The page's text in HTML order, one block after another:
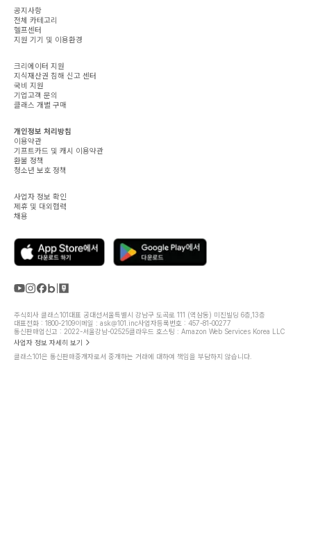
공지사항
전체 카테고리
헬프센터
지원 기기 및 이용환경
크리에이터 지원
지식재산권 침해 신고 센터
국비 지원
기업고객 문의
클래스 개별 구매
개인정보 처리방침
이용약관
기프트카드 및 캐시 이용약관
환불 정책
청소년 보호 정책
사업자 정보 확인
제휴 및 대외협력
채용
주식회사 클래스101대표 공대선서울특별시 강남구 도곡로 111 (역삼동) 미진빌딩 6층,13층
대표전화 : 1800-2109이메일 : ask@101.inc사업자등록번호 : 457-81-00277
통신판매업신고 : 2022-서울강남-02525클라우드 호스팅 : Amazon Web Services Korea LLC
사업자 정보 자세히 보기
클래스101은 통신판매중개자로서 중개하는 거래에 대하여 책임을 부담하지 않습니다.